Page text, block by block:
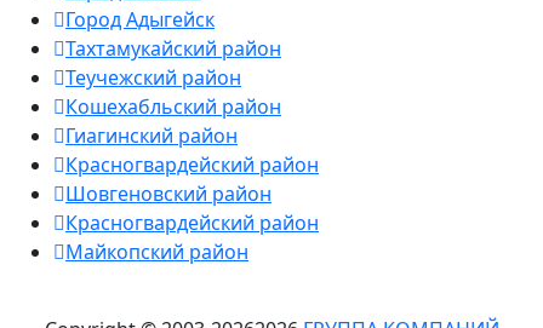
Город Адыгейск
Тахтамукайский район
Теучежский район
Кошехабльский район
Гиагинский район
Красногвардейский район
Шовгеновский район
Красногвардейский район
Майкопский район